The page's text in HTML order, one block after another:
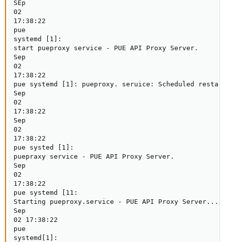
SEp
02
17:38:22
pue
systemd [1]:
start pueproxy service - PUE API Proxy Server.
Sep
02
17:38:22
pue systemd [1]: pueproxy. seruice: Scheduled
Sep
02
17:38:22
Sep
02
17:38:22
pue systed [1]:
puepraxy service - PUE API Proxy Server.
Sep
02
17:38:22
pue systemd [11:
Starting pueproxy.service - PUE API Proxy Server...
Sep
02 17:38:22
pue
systemd[1]: